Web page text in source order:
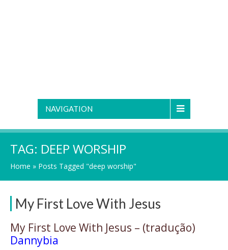
NAVIGATION
TAG: DEEP WORSHIP
Home » Posts Tagged "deep worship"
My First Love With Jesus
My First Love With Jesus – (tradução)
Dannybia